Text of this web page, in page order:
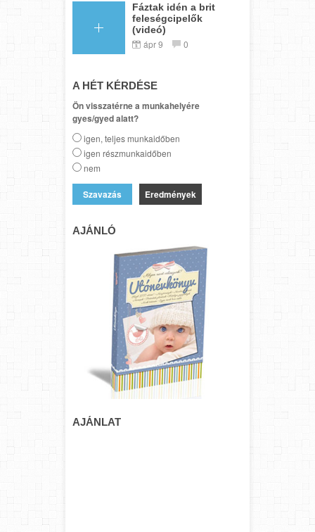
Fáztak idén a brit
feleségcipelők
(videó)
ápr 9 0
A HÉT KÉRDÉSE
Ön visszatérne a munkahelyére
gyes/gyed alatt?
igen, teljes munkaidőben
igen részmunkaidőben
nem
Eredmények
AJÁNLÓ
AJÁNLAT